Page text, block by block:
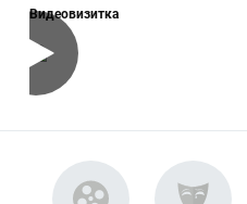
Видеовизитка